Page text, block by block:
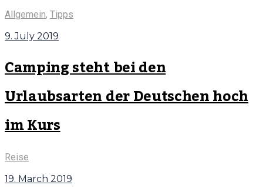
Allgemein, Tipps
9. July 2019
Camping steht bei den
Urlaubsarten der Deutschen hoch
im Kurs
Reise
19. March 2019